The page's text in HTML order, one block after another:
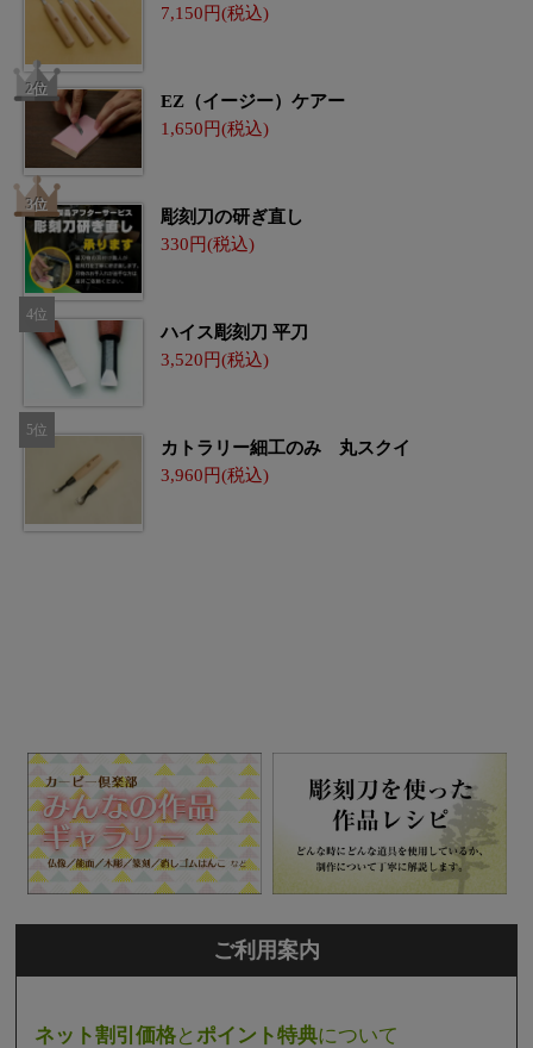
7,150
EZ（イージー）ケアー
1,650
彫刻刀の研ぎ直し
330
ハイス彫刻刀 平刀
3,520
カトラリー細工のみ 丸スクイ
3,960
ご利用案内
ネット割引価格とポイント特典について